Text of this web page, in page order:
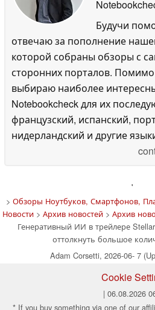
Будучи
отвечаю за пополнение
которой собраны обзоры с
сторонних порталов.
выбираю наиболее
Notebookcheck для их
французский, испанский,
нидерландский и другие
'
> Обзоры Ноутбуков, Смартфонов,
Новости> Архив новостей> Архив
Генеративный ИИ в трейлере
оттолкнуть большое
Adam Corsetti, 2026-06- 7
Cookie
| 06.08.2026
* If you buy something via one of our